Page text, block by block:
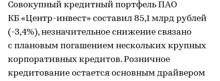
Совокупный кредитный портфель ПАО
КБ «Центр-инвест» составил 85,1 млрд рублей
(-3,4%), незначительное снижение связано
с плановым погашением нескольких крупных
корпоративных кредитов. Розничное
кредитование остается основным драйвером